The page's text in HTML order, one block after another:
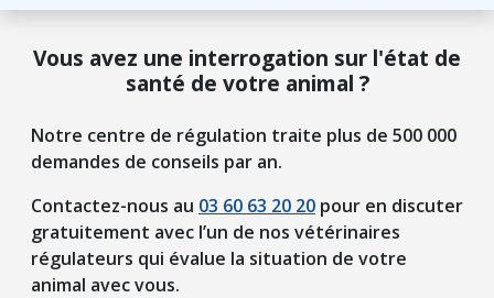
Vous avez une interrogation sur l'état de
santé de votre animal ?
Notre centre de régulation traite plus de 500 000
demandes de conseils par an.
Contactez-nous au 03 60 63 20 20 pour en discuter
gratuitement avec l’un de nos vétérinaires
régulateurs qui évalue la situation de votre
animal avec vous.